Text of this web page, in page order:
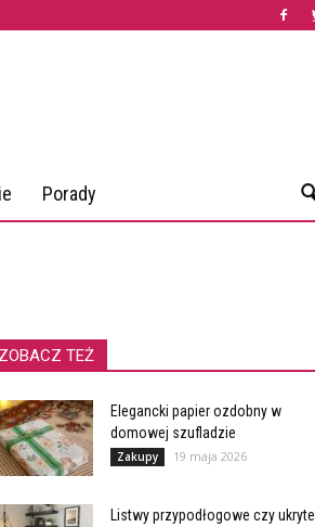
Porady
ZOBACZ TEŻ
Elegancki papier ozdobny w
domowej szufladzie
Zakupy 19 maja 2026
Listwy przypodłogowe czy ukryte